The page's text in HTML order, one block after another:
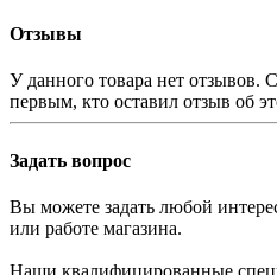
Отзывы
У данного товара нет отзывов.
первым, кто оставил отзыв об
Задать вопрос
Вы можете задать любой
или работе магазина.
Наши квалифицированные